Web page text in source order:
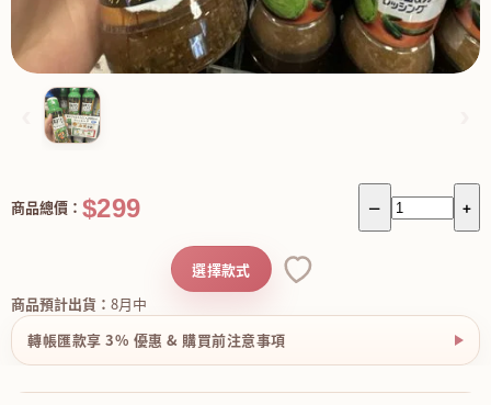
－ +
商品總價： $299
商品預計出貨： 8月中
選擇款式
轉帳匯款享 3% 優惠 & 購買前注意事項